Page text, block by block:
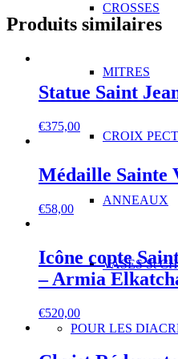
CROSSES
MITRES
CROIX
ANNEAUX
VASES St
POUR LES
Produits similaires
Statue Saint
€375,00
Médaille Sainte
€58,00
Icône copte
– Armia
€520,00